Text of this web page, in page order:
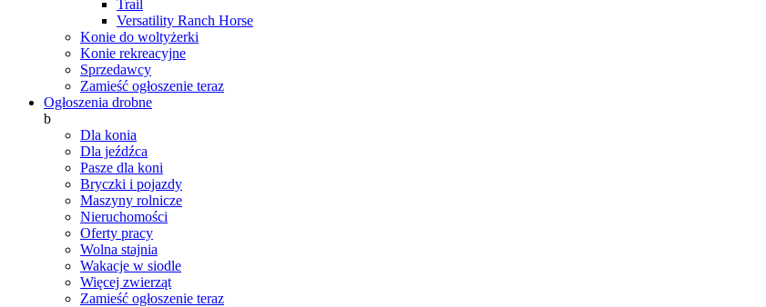
Trail
Versatility Ranch Horse
Konie do woltyżerki
Konie rekreacyjne
Sprzedawcy
Zamieść ogłoszenie teraz
Ogłoszenia drobne
b
Dla konia
Dla jeźdźca
Pasze dla koni
Bryczki i pojazdy
Maszyny rolnicze
Nieruchomości
Oferty pracy
Wolna stajnia
Wakacje w siodle
Więcej zwierząt
Zamieść ogłoszenie teraz